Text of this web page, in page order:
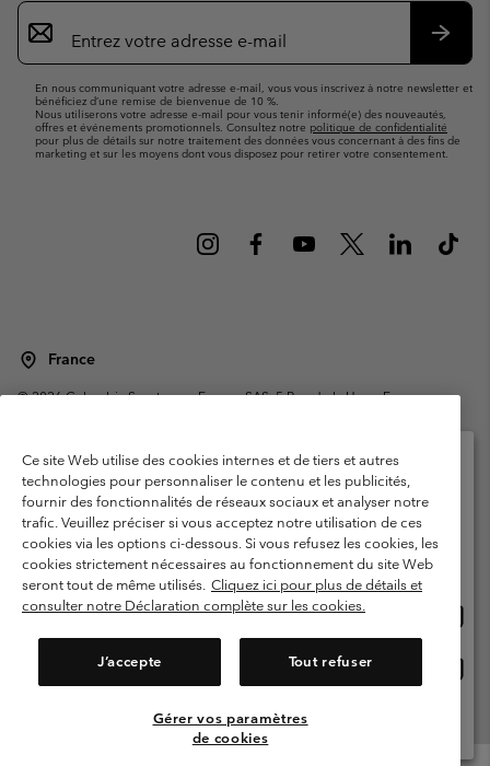
Inscription
par
e-
En nous communiquant votre adresse e-mail, vous vous inscrivez à notre newsletter et
bénéficiez d’une remise de bienvenue de 10 %.
Nous utiliserons votre adresse e-mail pour vous tenir informé(e) des nouveautés,
offres et événements promotionnels. Consultez notre politique de confidentialité
pour plus de détails sur notre traitement des données vous concernant à des fins de
marketing et sur les moyens dont vous disposez pour retirer votre consentement.
France
©2026Columbia Sportswear Europe SAS. 5 Rue de la Haye, Espace
Garanties Légales
Politique de confidentialité
Conditions d'utilisation - Membres
Conditions D'utilisation - Contenu généré par l'utilisateur
Impressum
Cookies
Public CBCR
Ce site Web utilise des cookies internes et de tiers et autres
technologies pour personnaliser le contenu et les publicités,
fournir des fonctionnalités de réseaux sociaux et analyser notre
trafic. Veuillez préciser si vous acceptez notre utilisation de ces
cookies via les options ci-dessous. Si vous refusez les cookies, les
cookies strictement nécessaires au fonctionnement du site Web
seront tout de même utilisés. Cliquez ici pour plus de détails et
consulter notre Déclaration complète sur les cookies.
J’accepte Tout refuser
Gérer vos paramètres
de cookies
Veuillez sélectionner votre pays d’expédition et
votre langue
Achats en ligne disponibles
United States
ligne
France
Voir Tous Les Pays